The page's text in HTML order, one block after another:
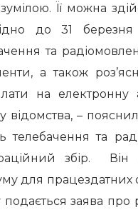
Її можна
до 31
та
а також
на
відомства, –
телебачення та
збір. Він
для працездатних
заява про